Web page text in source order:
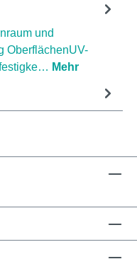
und
OberflächenUV-
Mehr